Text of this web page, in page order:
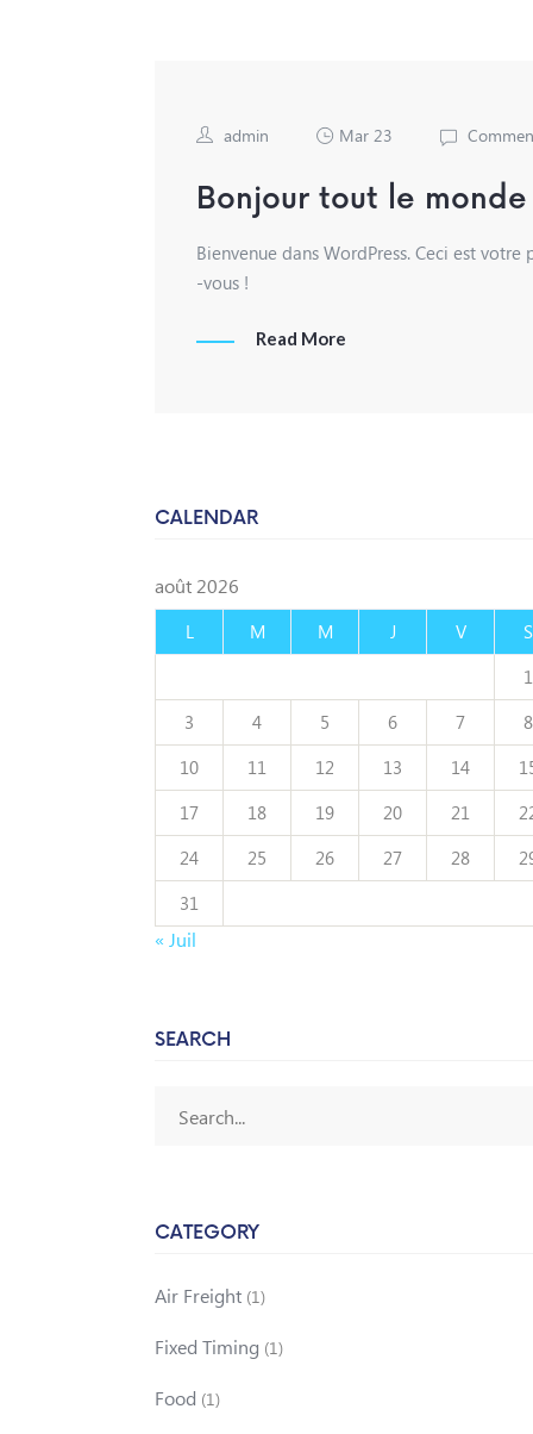
admin Mar 23
Bonjour tout le
Bienvenue dans WordPress. Ceci est
-vous !
Read More
CALENDAR
août 2026
L M M J V
S
1
3
4 5 6 7
8
10
11 12 13 14
17
18 19 20 21
24
25 26 27 28
31
« Juil
SEARCH
CATEGORY
Air Freight (1)
Fixed Timing (1)
Food (1)